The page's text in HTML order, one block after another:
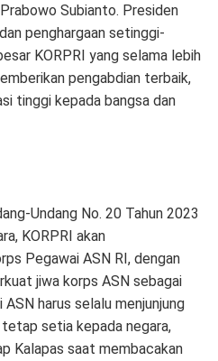
Subianto. Presiden
penghargaan setinggi-
KORPRI yang selama lebih
pengabdian terbaik,
tinggi kepada bangsa dan
Undang No. 20 Tahun 2023
KORPRI akan
Pegawai ASN RI, dengan
jiwa korps ASN sebagai
harus selalu menjunjung
setia kepada negara,
Kalapas saat membacakan